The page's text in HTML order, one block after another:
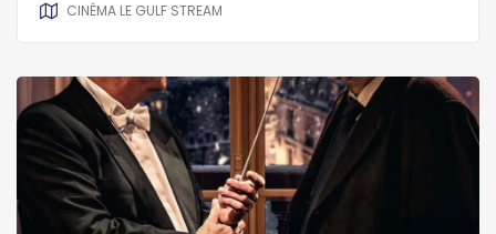
CINÉMA LE GULF STREAM